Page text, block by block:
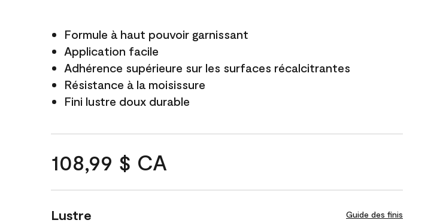
Formule à haut pouvoir garnissant
Application facile
Adhérence supérieure sur les surfaces récalcitrantes
Résistance à la moisissure
Fini lustre doux durable
108,99 $ CA
Lustre Guide des finis